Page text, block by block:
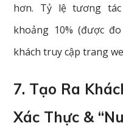
hơn. Tỷ lệ tương
khoảng 10% (được
khách truy cập trang
7. Tạo Ra
Xác Thực &